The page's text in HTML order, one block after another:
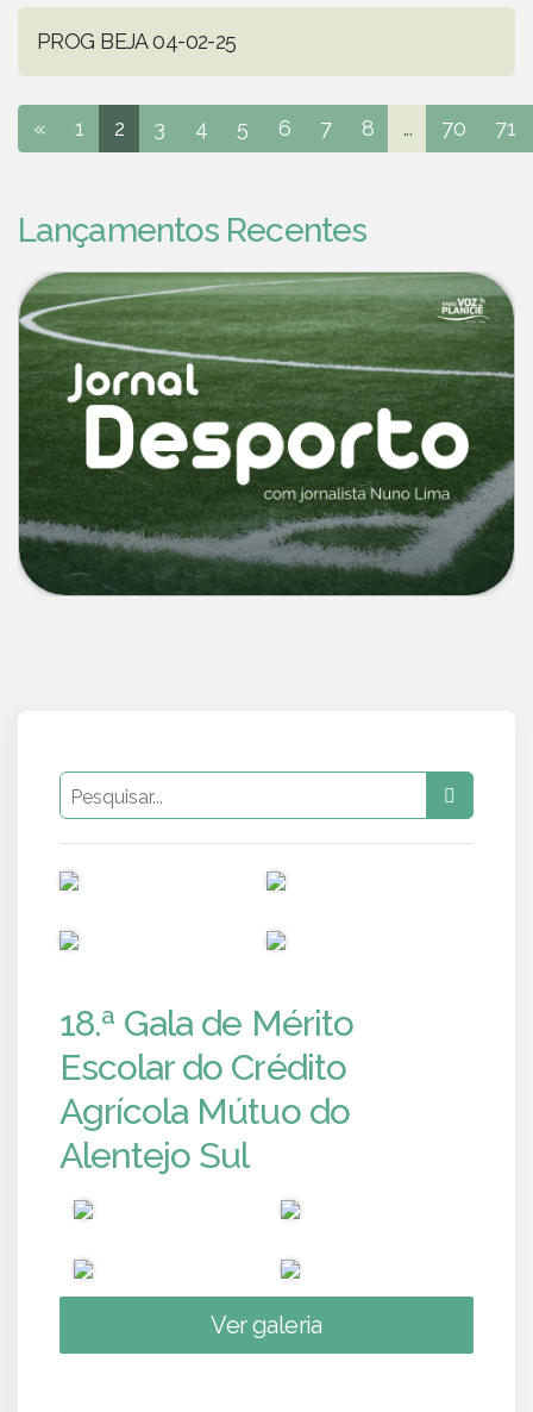
PROG BEJA 04-02-25
« 1 2 3 4 5 6 7 8 ... 70 71
Lançamentos Recentes
18.ª Gala de Mérito
Escolar do Crédito
Agrícola Mútuo do
Alentejo Sul
Ver galeria